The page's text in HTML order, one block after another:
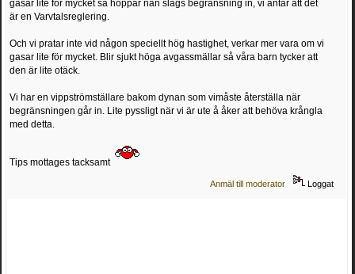
gasar lite för mycket så hoppar nån slags begränsning in, vi antar att det
är en Varvtalsreglering.
Och vi pratar inte vid någon speciellt hög hastighet, verkar mer vara om vi
gasar lite för mycket. Blir sjukt höga avgassmällar så våra barn tycker att
den är lite otäck.
Vi har en vippströmställare bakom dynan som vimåste återställa när
begränsningen går in. Lite pyssligt när vi är ute å åker att behöva krångla
med detta.
Tips mottages tacksamt
Anmäl till moderator Loggat